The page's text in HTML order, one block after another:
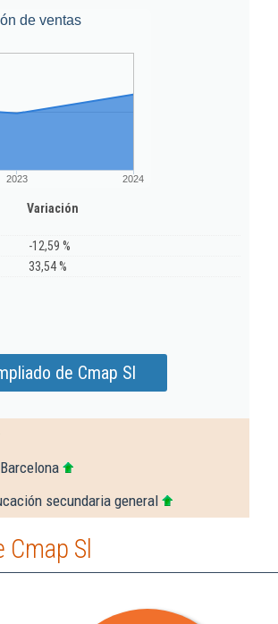
de ventas
2023 2024
Variación
-12,59 %
33,54 %
de Cmap Sl
secundaria general
Sl